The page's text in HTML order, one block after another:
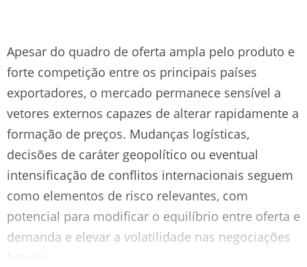
Apesar do quadro de oferta ampla pelo produto e
forte competição entre os principais países
exportadores, o mercado permanece sensível a
vetores externos capazes de alterar rapidamente a
formação de preços. Mudanças logísticas,
decisões de caráter geopolítico ou eventual
intensificação de conflitos internacionais seguem
como elementos de risco relevantes, com
potencial para modificar o equilíbrio entre oferta e
demanda e elevar a volatilidade nas negociações